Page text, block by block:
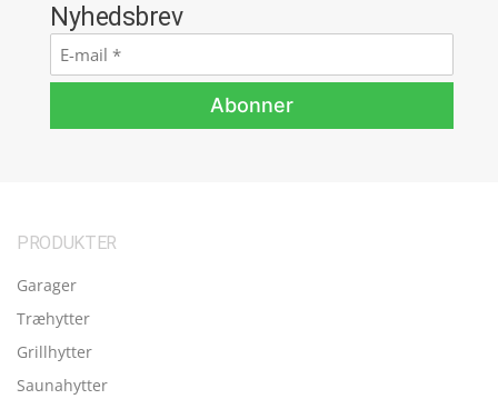
Nyhedsbrev
E-
mail*
Abonner
PRODUKTER
Garager
Træhytter
Grillhytter
Saunahytter